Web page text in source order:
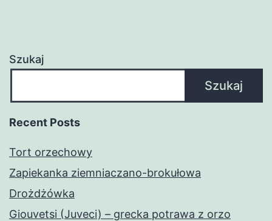
Szukaj
Szukaj
Recent Posts
Tort orzechowy
Zapiekanka ziemniaczano-brokułowa
Drożdżówka
Giouvetsi (Juveci) – grecka potrawa z orzo